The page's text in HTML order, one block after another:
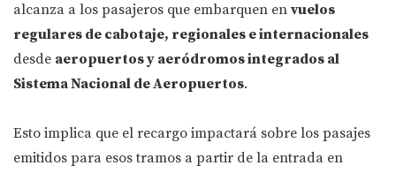
alcanza a los pasajeros que embarquen en vuelos
regulares de cabotaje, regionales e internacionales
desde aeropuertos y aeródromos integrados al
Sistema Nacional de Aeropuertos.
Esto implica que el recargo impactará sobre los pasajes
emitidos para esos tramos a partir de la entrada en